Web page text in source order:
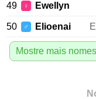
49 ♀ Ewellyn
50 ♂ Elioenai
Mostre mais nomes